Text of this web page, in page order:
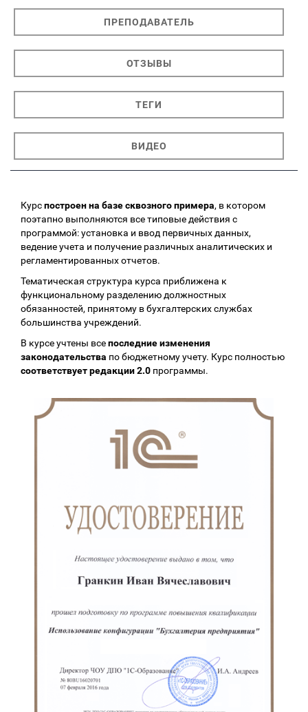
ПРЕПОДАВАТЕЛЬ
ОТЗЫВЫ
ТЕГИ
ВИДЕО
Курспостроен на базе сквозного примера, в котором
поэтапно выполняются все типовые действия с
программой: установка и ввод первичных данных,
ведение учета и получение различных аналитических и
регламентированных отчетов.
Тематическая структура курса приближена к
функциональному разделению должностных
обязанностей, принятому в бухгалтерских службах
большинства учреждений.
В курсе учтены всепоследние изменения
законодательства по бюджетному учету. Курс полностью
соответствует редакции 2.0 программы.